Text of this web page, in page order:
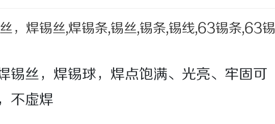
，焊锡丝,焊锡条,锡丝,锡条,锡线,63锡条,63锡
锌丝，所以产品质量好
锡丝，焊锡球，焊点饱满、光亮、牢固可
不虚焊